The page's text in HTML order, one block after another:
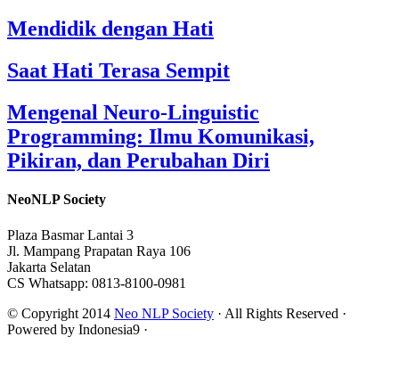
Mendidik dengan Hati
Saat Hati Terasa Sempit
Mengenal Neuro-Linguistic
Programming: Ilmu Komunikasi,
Pikiran, dan Perubahan Diri
NeoNLP Society
Plaza Basmar Lantai 3
Jl. Mampang Prapatan Raya 106
Jakarta Selatan
CS Whatsapp: 0813-8100-0981
© Copyright 2014 Neo NLP Society · All Rights Reserved ·
Powered by Indonesia9 ·